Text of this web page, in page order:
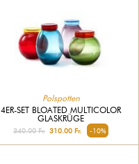
Polspotten
4ER-SET BLOATED MULTICOLOR
GLASKRÜGE
340.00 Fr. 310.00 Fr. -10%